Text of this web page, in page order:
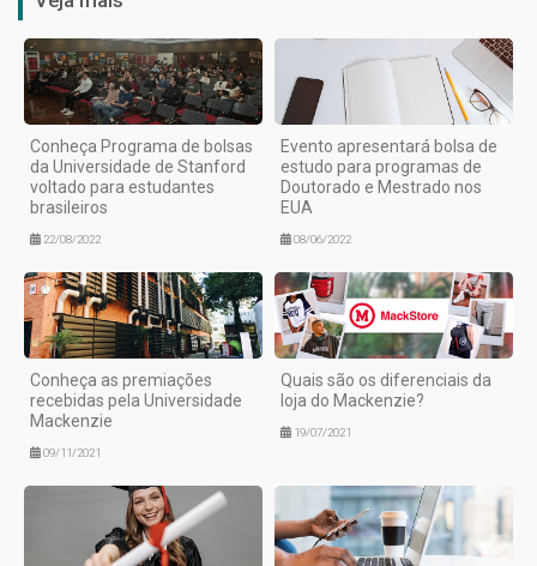
Conheça Programa de bolsas
da Universidade de Stanford
voltado para estudantes
brasileiros
22/08/2022
Evento apresentará bolsa de
estudo para programas de
Doutorado e Mestrado nos
EUA
08/06/2022
Conheça as premiações
recebidas pela Universidade
Mackenzie
09/11/2021
Quais são os diferenciais da
loja do Mackenzie?
19/07/2021